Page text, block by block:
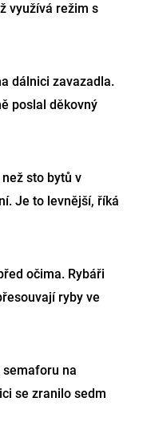
využívá režim s
dálnici zavazadla.
poslal děkovný
sto bytů v
Je to levnější, říká
očima. Rybáři
ryby ve
semaforu na
se zranilo sedm